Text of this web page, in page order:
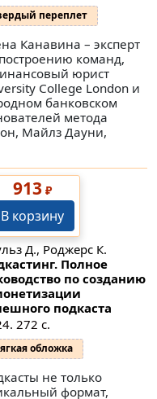
переплет
Канавина – эксперт
команд,
юрист
College London и
банковском
метода
Майлз Дауни,
913₽
В корзину
Д., Роджерс К.
Полное
по созданию
подкаста
272 с.
обложка
не только
формат,